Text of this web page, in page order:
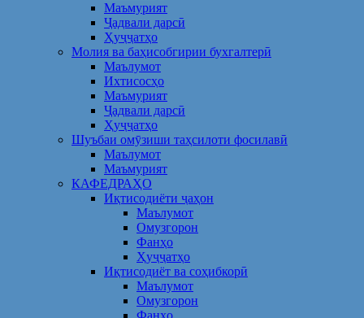
Маъмурият
Ҷадвали дарсӣ
Ҳуҷҷатҳо
Молия ва баҳисобгирии бухгалтерӣ
Маълумот
Ихтисосҳо
Маъмурият
Ҷадвали дарсӣ
Ҳуҷҷатҳо
Шуъбаи омӯзиши таҳсилоти фосилавӣ
Маълумот
Маъмурият
КАФЕДРАҲО
Иқтисодиёти ҷаҳон
Маълумот
Омузгорон
Фанҳо
Ҳуҷҷатҳо
Иқтисодиёт ва соҳибкорӣ
Маълумот
Омузгорон
Фанҳо